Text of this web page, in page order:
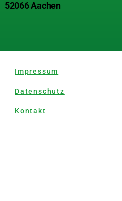
52066 Aachen
Impressum
Datenschutz
Kontakt